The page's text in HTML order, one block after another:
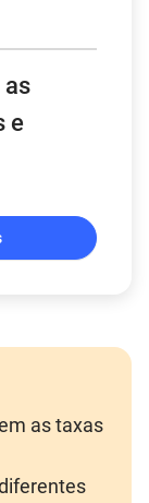
as
e
as taxas